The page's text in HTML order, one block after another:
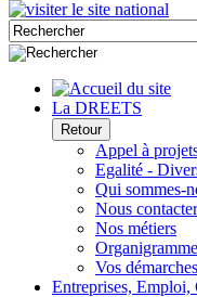
La DREETS
Retour
Appel à
Egalité -
Qui sommes-
Nous contacter
Nos métiers
Organigramme
Vos démarches
Entreprises, Emploi,